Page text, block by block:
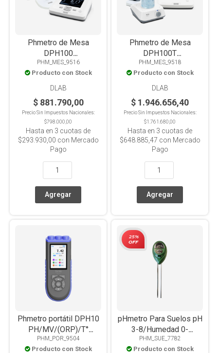
Phmetro de Mesa
DPH100
PH/MV/(ORP)/T°
PHM_MES_9516
Producto con Stock
DLAB
$ 881.790,00
Precio Sin Impuestos Nacionales:
$798.000,00
Hasta en 3 cuotas de
$293.930,00 con Mercado
Pago
Phmetro de Mesa
DPH100T
PH/MV/(ORP)/T°.
Pantalla Táctil 7"
PHM_MES_9518
Producto con Stock
DLAB
$ 1.946.656,40
Precio Sin Impuestos Nacionales:
$1.761.680,00
Hasta en 3 cuotas de
$648.885,47 con Mercado
Pago
Phmetro portátil DPH10
PH/MV/(ORP)/T°
Pantalla Color
PHM_POR_9504
Producto con Stock
25%
OFF
pHmetro Para Suelos pH
3-8/Humedad 0-
10%/Lux 0-200
PHM_SUE_7782
Producto con Stock